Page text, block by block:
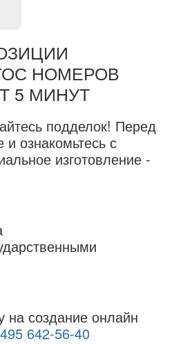
НОМЕРОВ
5 МИНУТ
подделок! Перед
и ознакомьтесь с
изготовление -
создание онлайн
642-56-40